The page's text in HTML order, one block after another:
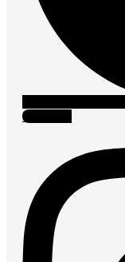
Instagram